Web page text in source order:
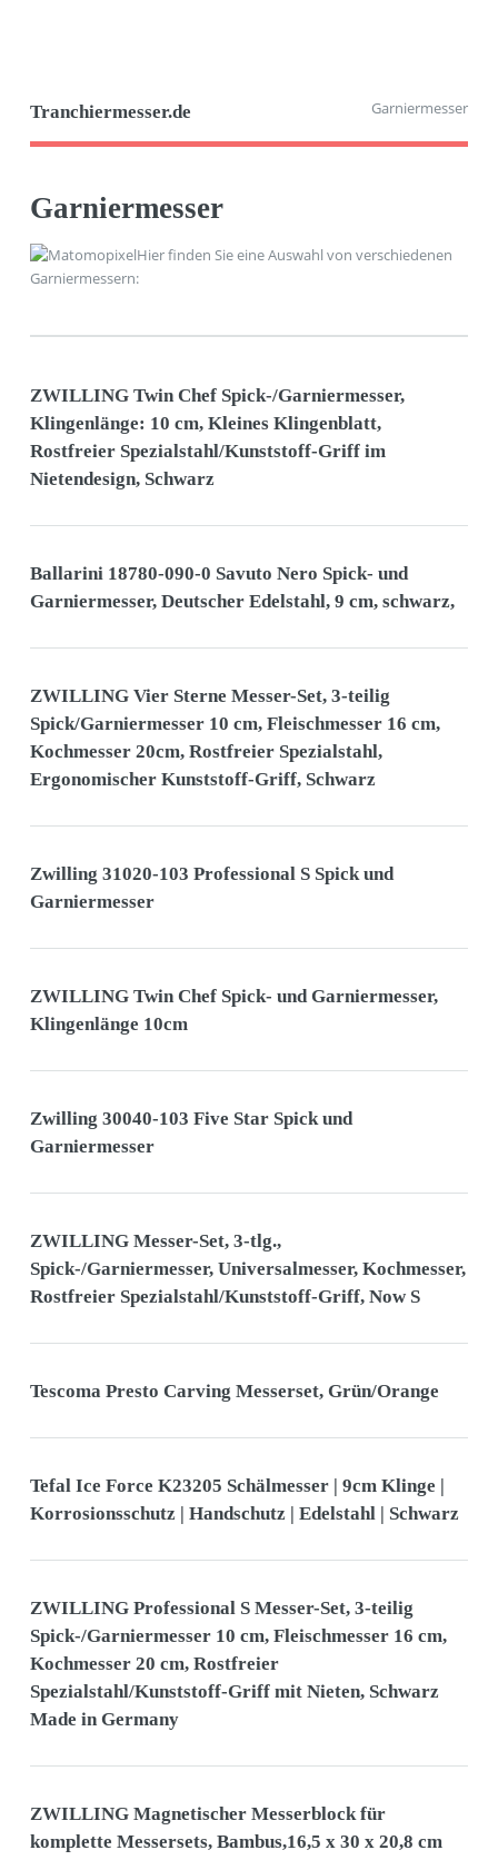
Tranchiermesser.de Garniermesser
Garniermesser
Hier finden Sie eine Auswahl von verschiedenen
Garniermessern:
ZWILLING Twin Chef Spick-/Garniermesser,
Klingenlänge: 10 cm, Kleines Klingenblatt,
Rostfreier Spezialstahl/Kunststoff-Griff im
Nietendesign, Schwarz
Ballarini 18780-090-0 Savuto Nero Spick- und
Garniermesser, Deutscher Edelstahl, 9 cm, schwarz,
ZWILLING Vier Sterne Messer-Set, 3-teilig
Spick/Garniermesser 10 cm, Fleischmesser 16 cm,
Kochmesser 20cm, Rostfreier Spezialstahl,
Ergonomischer Kunststoff-Griff, Schwarz
Zwilling 31020-103 Professional S Spick und
Garniermesser
ZWILLING Twin Chef Spick- und Garniermesser,
Klingenlänge 10cm
Zwilling 30040-103 Five Star Spick und
Garniermesser
ZWILLING Messer-Set, 3-tlg.,
Spick-/Garniermesser, Universalmesser, Kochmesser,
Rostfreier Spezialstahl/Kunststoff-Griff, Now S
Tescoma Presto Carving Messerset, Grün/Orange
Tefal Ice Force K23205 Schälmesser | 9cm Klinge |
Korrosionsschutz | Handschutz | Edelstahl | Schwarz
ZWILLING Professional S Messer-Set, 3-teilig
Spick-/Garniermesser 10 cm, Fleischmesser 16 cm,
Kochmesser 20 cm, Rostfreier
Spezialstahl/Kunststoff-Griff mit Nieten, Schwarz
Made in Germany
ZWILLING Magnetischer Messerblock für
komplette Messersets, Bambus,16,5 x 30 x 20,8 cm